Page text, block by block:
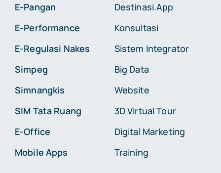
E-Pangan
E-Performance
E-Regulasi Nakes
Simpeg
Simnangkis
SIM Tata Ruang
E-Office
Mobile Apps
Destinasi.App
Konsultasi
Sistem Integrator
Big Data
Website
3D Virtual Tour
Digital Marketing
Training